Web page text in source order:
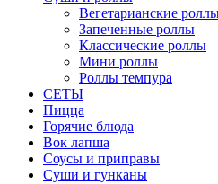
Вегетарианские
Запеченные роллы
Классические роллы
Мини роллы
Роллы темпура
СЕТЫ
Пицца
Горячие блюда
Вок лапша
Соусы и приправы
Суши и гунканы